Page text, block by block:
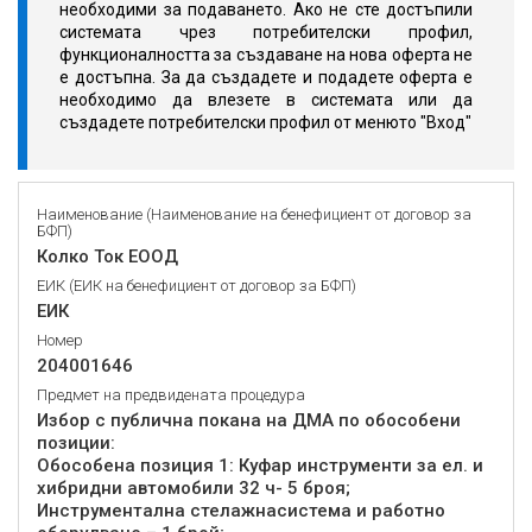
необходими за подаването. Ако не сте достъпили
системата чрез потребителски профил,
функционалността за създаване на нова оферта не
е достъпна. За да създадете и подадете оферта е
необходимо да влезете в системата или да
създадете потребителски профил от менюто "Вход"
Наименование (Наименование на бенефициент от договор за
БФП)
Колко Ток ЕООД
ЕИК (ЕИК на бенефициент от договор за БФП)
ЕИК
Номер
204001646
Предмет на предвидената процедура
Избор с публична покана на ДМА по обособени
позиции:
Обособена позиция 1: Куфар инструменти за ел. и
хибридни автомобили 32 ч- 5 броя;
Инструментална стелажнасистема и работно